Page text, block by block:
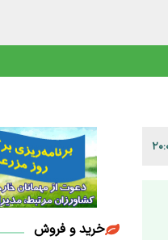
خرید و فروش